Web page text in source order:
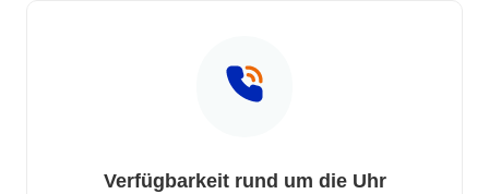
Verfügbarkeit rund um die Uhr